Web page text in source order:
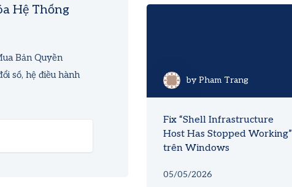
Hệ Thống
Bản Quyền
số, hệ điều hành
by Pham Trang
05/05/2026
Fix “Shell Infrastructure
Host Has Stopped Working”
trên Windows